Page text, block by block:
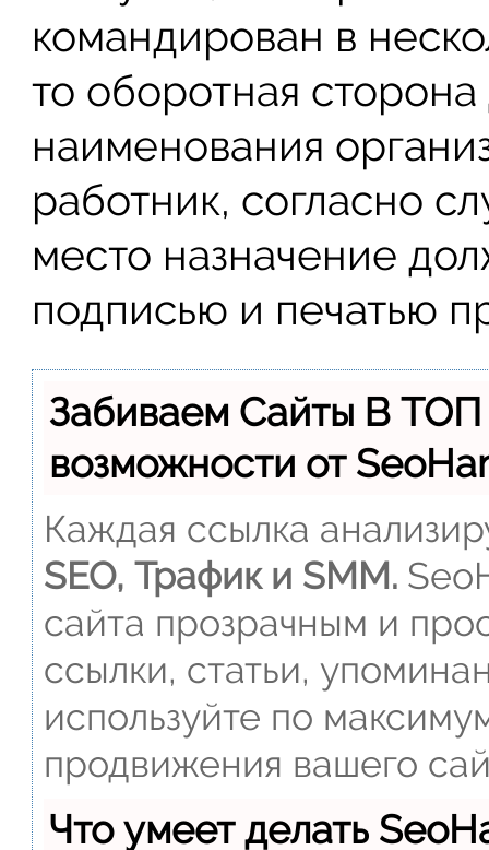
командирован в
то оборотная
наименования
работник, согласно
место назначение
подписью и печатью
Забиваем Сайты В
возможности от
Каждая ссылка
SEO, Трафик и SMM.
сайта прозрачным и
ссылки, статьи,
используйте по
продвижения вашего
Что умеет делать